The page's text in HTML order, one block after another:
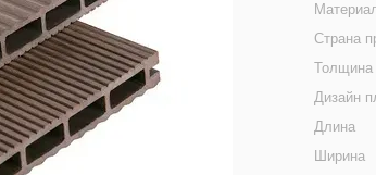
Страна
Толщина
Дизайн
Длина
Ширина